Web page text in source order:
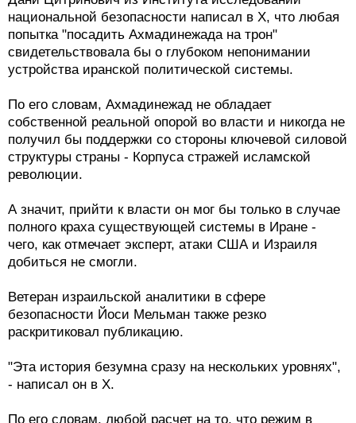
национальной безопасности написал в X, что любая
попытка "посадить Ахмадинежада на трон"
свидетельствовала бы о глубоком непонимании
устройства иранской политической системы.
По его словам, Ахмадинежад не обладает
собственной реальной опорой во власти и никогда не
получил бы поддержки со стороны ключевой силовой
структуры страны - Корпуса стражей исламской
революции.
А значит, прийти к власти он мог бы только в случае
полного краха существующей системы в Иране -
чего, как отмечает эксперт, атаки США и Израиля
добиться не смогли.
Ветеран израильской аналитики в сфере
безопасности Йоси Мельман также резко
раскритиковал публикацию.
"Эта история безумна сразу на нескольких уровнях",
- написал он в X.
По его словам, любой расчет на то, что режим в